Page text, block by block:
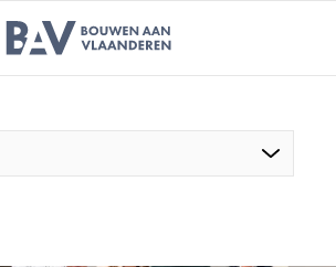
Vlaanderen | Platform voor de bouw